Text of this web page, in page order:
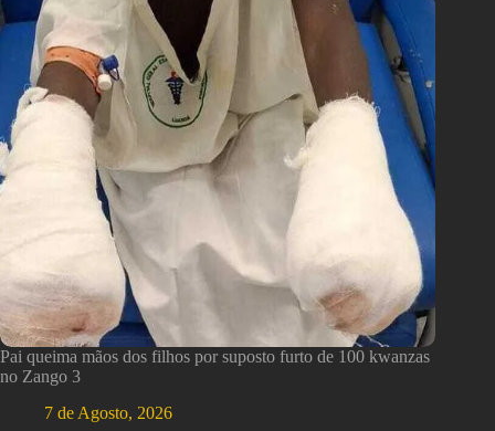
Pai queima mãos dos filhos por suposto furto de 100 kwanzas
no Zango 3
7 de Agosto, 2026